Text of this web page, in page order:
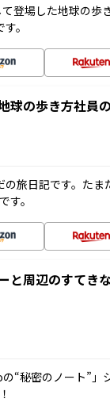
登場した地球の
。
球の歩き方社員
旅日記です。た
す。
と周辺のすてき
“秘密のノート”」